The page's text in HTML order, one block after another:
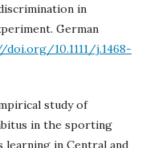
in
German
10.1111/j.1468-
study of
in the sporting
in Central and